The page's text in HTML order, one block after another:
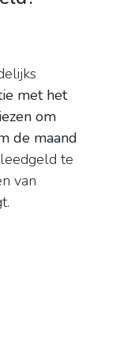
met het
om
de maand
te
van